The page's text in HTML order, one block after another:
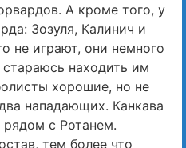
А кроме того, у
Зозуля, Калинич и
не играют, они немного
находить им
хорошие, но не
нападающих. Канкава
с Ротанем.
тем более что